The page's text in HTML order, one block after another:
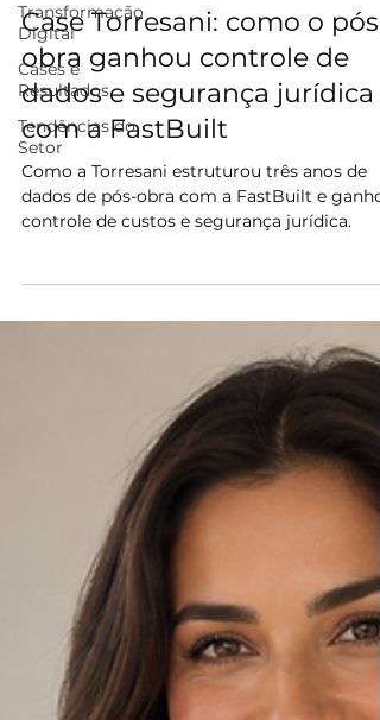
Transformação
Digital
Cases e
Resultados
Tendências do
Setor
Case Torresani: como o pós-
obra ganhou controle de
dados e segurança jurídica
com a FastBuilt
Como a Torresani estruturou três anos de
dados de pós-obra com a FastBuilt e
controle de custos e segurança jurídica.